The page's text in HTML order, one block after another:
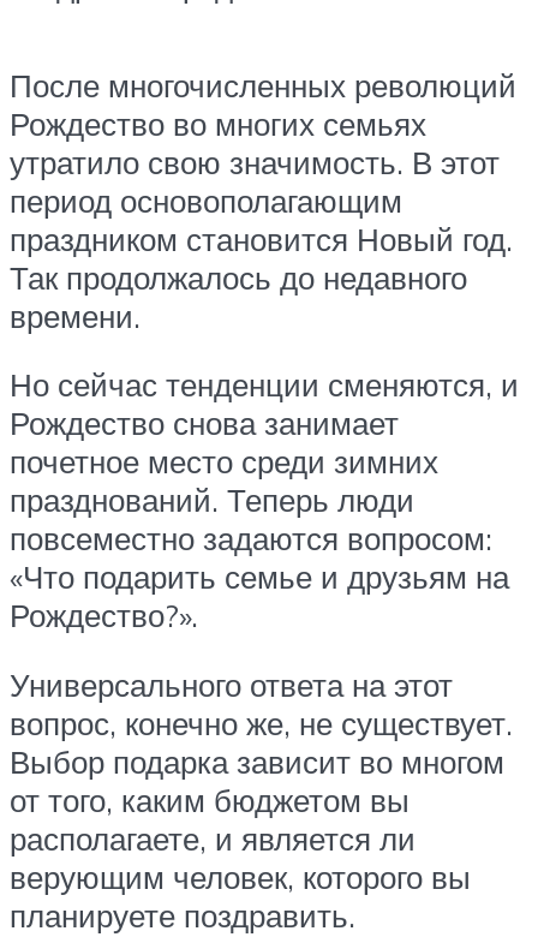
После многочисленных революций
Рождество во многих семьях
утратило свою значимость. В этот
период основополагающим
праздником становится Новый год.
Так продолжалось до недавного
времени.
Но сейчас тенденции сменяются, и
Рождество снова занимает
почетное место среди зимних
празднований. Теперь люди
повсеместно задаются вопросом:
«Что подарить семье и друзьям на
Рождество?».
Универсального ответа на этот
вопрос, конечно же, не существует.
Выбор подарка зависит во многом
от того, каким бюджетом вы
располагаете, и является ли
верующим человек, которого вы
планируете поздравить.